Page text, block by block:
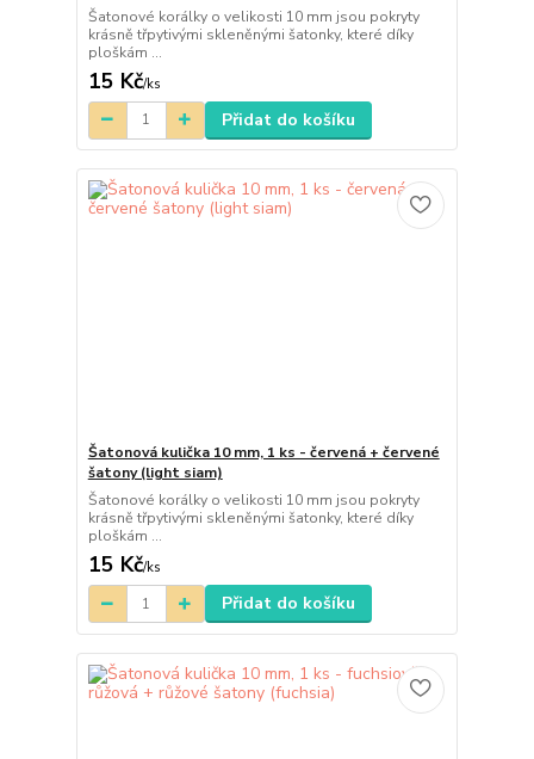
Šatonové korálky o velikosti 10 mm jsou pokryty
krásně třpytivými skleněnými šatonky, které díky
ploškám ...
15 Kč/ks
Přidat do košíku
Šatonová kulička 10 mm, 1 ks - červená + červené
šatony (light siam)
Šatonové korálky o velikosti 10 mm jsou pokryty
krásně třpytivými skleněnými šatonky, které díky
ploškám ...
15 Kč/ks
Přidat do košíku